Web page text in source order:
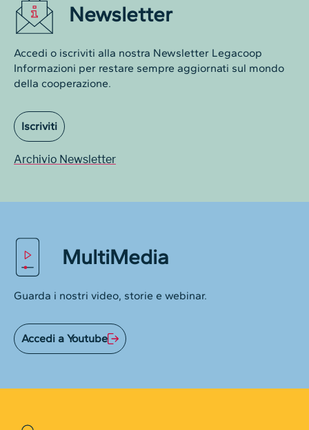
Newsletter
Accedi o iscriviti alla nostra Newsletter Legacoop
Informazioni per restare sempre aggiornati sul mondo
della cooperazione.
Iscriviti
Archivio Newsletter
MultiMedia
Guarda i nostri video, storie e webinar.
Accedi a Youtube